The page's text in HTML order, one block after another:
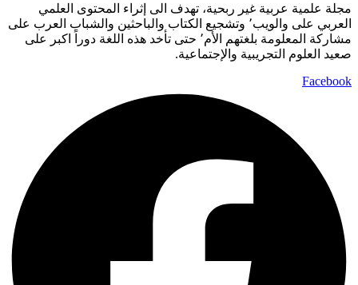
مجلة علمية عربية غير ربحية، تهدف الى إثراء المحتوى العلمي
العربي على والويب٬ وتشجيع الكتاب والباحثين والشباب العرب على
مشاركة المعلومة بلغتهم الأم٬ حتى تأخد هذه اللغة دوراً اكبر على
صعيد العلوم التجريبية والإجتماعية.
Facebook